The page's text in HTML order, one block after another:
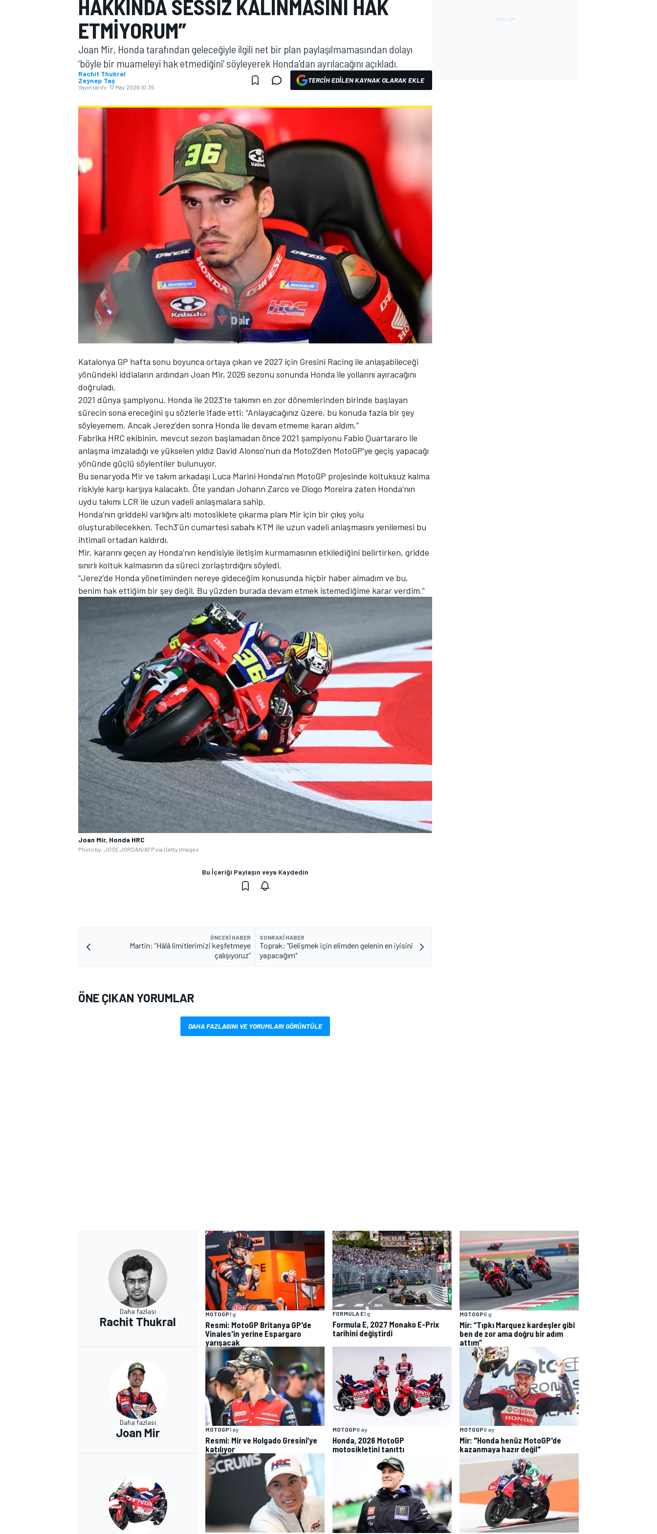
MOTOGP
WORLD SUPERBIKE
TÜRK SPORCULAR
HAKKINDA SESSIZ KALINMASINI HAK
ETMIYORUM”
Joan Mir, Honda tarafından geleceğiyle ilgili net bir plan paylaşılmamasından dolayı
‘böyle bir muameleyi hak etmediğini’ söyleyerek Honda’dan ayrılacağını açıkladı.
Rachit Thukral
Zeynep Taş
Yayın tarihi: 17 May 2026 10:35
TERCIH EDILEN KAYNAK OLARAK EKLE
Katalonya GP hafta sonu boyunca ortaya çıkan ve 2027 için Gresini Racing ile anlaşabileceği
yönündeki iddiaların ardından Joan Mir, 2026 sezonu sonunda Honda ile yollarını ayıracağını
doğruladı.
2021 dünya şampiyonu, Honda ile 2023’te takımın en zor dönemlerinden birinde başlayan
sürecin sona ereceğini şu sözlerle ifade etti: “Anlayacağınız üzere, bu konuda fazla bir şey
söyleyemem. Ancak Jerez’den sonra Honda ile devam etmeme kararı aldım.”
Fabrika HRC ekibinin, mevcut sezon başlamadan önce 2021 şampiyonu Fabio Quartararo ile
anlaşma imzaladığı ve yükselen yıldız David Alonso’nun da Moto2’den MotoGP’ye geçiş yapacağı
yönünde güçlü söylentiler bulunuyor.
Bu senaryoda Mir ve takım arkadaşı Luca Marini Honda’nın MotoGP projesinde koltuksuz kalma
riskiyle karşı karşıya kalacaktı. Öte yandan Johann Zarco ve Diogo Moreira zaten Honda’nın
uydu takımı LCR ile uzun vadeli anlaşmalara sahip.
Honda’nın griddeki varlığını altı motosiklete çıkarma planı Mir için bir çıkış yolu
oluşturabilecekken, Tech3’ün cumartesi sabahı KTM ile uzun vadeli anlaşmasını yenilemesi bu
ihtimali ortadan kaldırdı.
Mir, kararını geçen ay Honda’nın kendisiyle iletişim kurmamasının etkilediğini belirtirken, gridde
sınırlı koltuk kalmasının da süreci zorlaştırdığını söyledi.
“Jerez’de Honda yönetiminden nereye gideceğim konusunda hiçbir haber almadım ve bu,
benim hak ettiğim bir şey değil. Bu yüzden burada devam etmek istemediğime karar verdim.”
Joan Mir, Honda HRC
Photo by: JOSE JORDAN/AFP via Getty Images
Bu İçeriği Paylaşın veya Kaydedin
ÖNCEKI HABER
Martin: “Hâlâ limitlerimizi keşfetmeye
çalışıyoruz”
SONRAKI HABER
Toprak: "Gelişmek için elimden gelenin en iyisini
yapacağım"
ÖNE ÇIKAN YORUMLAR
DAHA FAZLASINI VE YORUMLARI GÖRÜNTÜLE
Daha fazlası
Rachit Thukral
MOTOGP1 g
Resmi: MotoGP Britanya GP'de
Vinales'in yerine Espargaro
yarışacak
FORMULA E1 g
Formula E, 2027 Monako E-Prix
tarihini değiştirdi
MOTOGP6 g
Mir: “Tıpkı Marquez kardeşler gibi
ben de zor ama doğru bir adım
attım”
Daha fazlası
Joan Mir MOTOGP1 ay
Resmi: Mir ve Holgado Gresini’ye
katılıyor
MOTOGP6 ay
Honda, 2026 MotoGP
motosikletini tanıttı
MOTOGP9 ay
Mir: "Honda henüz MotoGP'de
kazanmaya hazır değil"